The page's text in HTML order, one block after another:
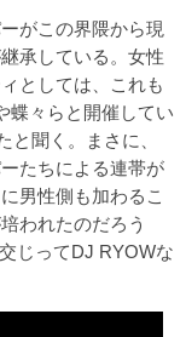
がこの界隈から現
承している。女性
としては、これも
蝶々らと開催してい
聞く。まさに、
たちによる連帯が
男性側も加わるこ
われたのだろう
じってDJ RYOWな